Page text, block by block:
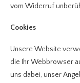
vom Widerruf
Cookies
Unsere Website
die Ihr Webbrowser
uns dabei, unser